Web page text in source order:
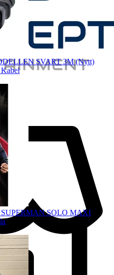
SVART 3M (Nytt)
Kabel
SOLO MAXI